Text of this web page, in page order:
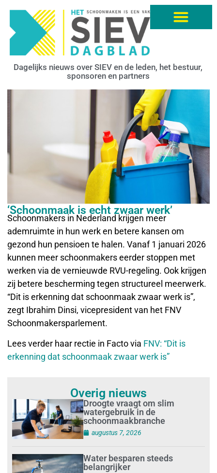
Dagelijks nieuws over SIEV en de leden, het bestuur,
sponsoren en partners
‘Schoonmaak is echt zwaar werk’
Schoonmakers in Nederland krijgen meer
ademruimte in hun werk en betere kansen om
gezond hun pensioen te halen. Vanaf 1 januari 2026
kunnen meer schoonmakers eerder stoppen met
werken via de vernieuwde RVU-regeling. Ook krijgen
zij betere bescherming tegen structureel meerwerk.
“Dit is erkenning dat schoonmaak zwaar werk is”,
zegt Ibrahim Dinsi, vicepresident van het FNV
Schoonmakersparlement.
Lees verder haar rectie in Facto via FNV: “Dit is
erkenning dat schoonmaak zwaar werk is”
Overig nieuws
Droogte vraagt om slim
watergebruik in de
schoonmaakbranche
augustus 7, 2026
Water besparen steeds
belangrijker